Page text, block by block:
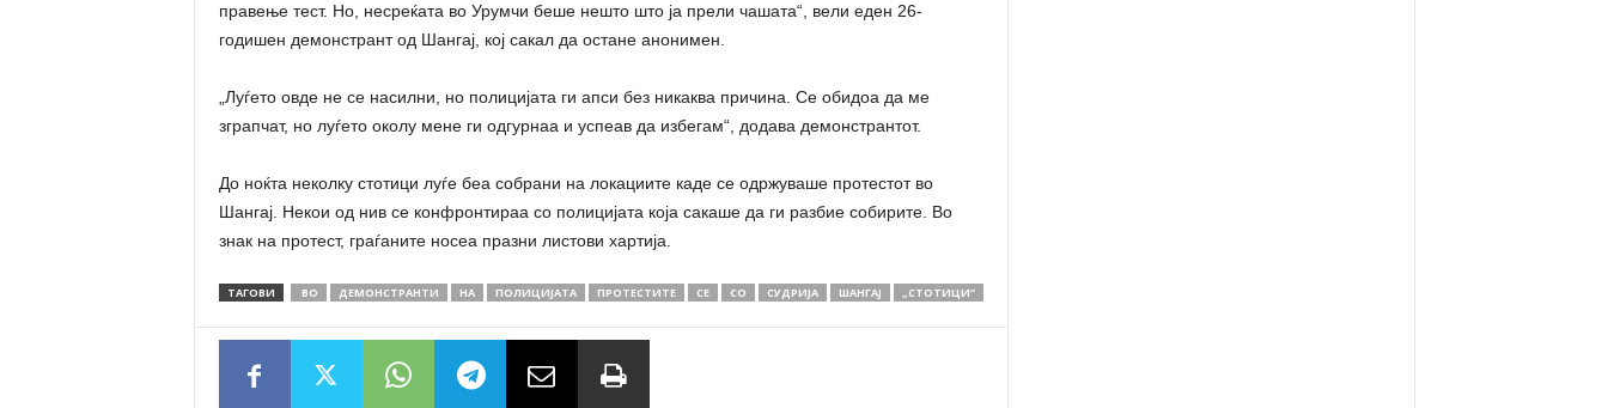
правење тест. Но, несреќата во Урумчи беше нешто што ја прели чашата“, вели еден 26-
годишен демонстрант од Шангај, кој сакал да остане анонимен.
„Луѓето овде не се насилни, но полицијата ги апси без никаква причина. Се обидоа да ме
зграпчат, но луѓето околу мене ги одгурнаа и успеав да избегам“, додава демонстрантот.
До ноќта неколку стотици луѓе беа собрани на локациите каде се одржуваше протестот во
Шангај. Некои од нив се конфронтираа со полицијата која сакаше да ги разбие собирите. Во
знак на протест, граѓаните носеа празни листови хартија.
ТАГОВИ ВО ДЕМОНСТРАНТИ НА ПОЛИЦИЈАТА ПРОТЕСТИТЕ СЕ СО СУДРИЈА ШАНГАЈ „СТОТИЦИ”